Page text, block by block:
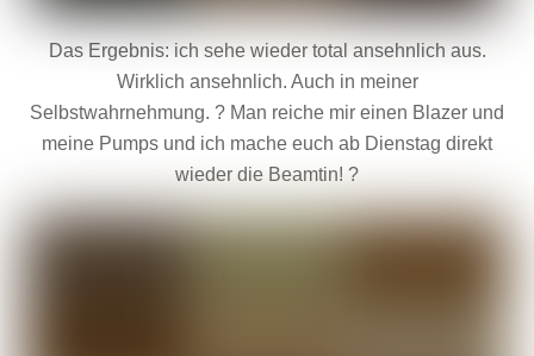
Das Ergebnis: ich sehe wieder total ansehnlich aus.
Wirklich ansehnlich. Auch in meiner
Selbstwahrnehmung. ? Man reiche mir einen Blazer und
meine Pumps und ich mache euch ab Dienstag direkt
wieder die Beamtin! ?